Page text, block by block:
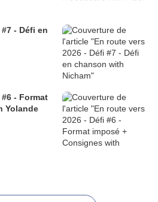
en
- Format
Yolande